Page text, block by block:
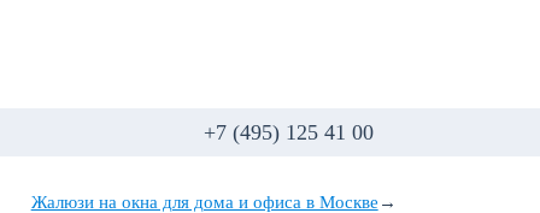
+7 (495) 125 41 00
Жалюзи на окна для дома и офиса в Москве →